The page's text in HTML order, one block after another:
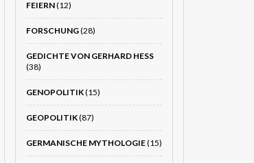
FEIERN(12)
FORSCHUNG(28)
GEDICHTE VON GERHARD HESS
(38)
GENOPOLITIK(15)
GEOPOLITIK(87)
GERMANISCHE MYTHOLOGIE(15)